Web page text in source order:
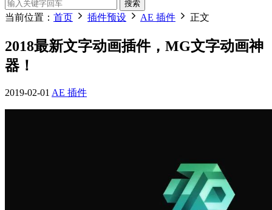
搜索
当前位置： 首页 插件预设 AE 插件 正文
2018最新文字动画插件，MG文字动画神
器！
2019-02-01 AE 插件